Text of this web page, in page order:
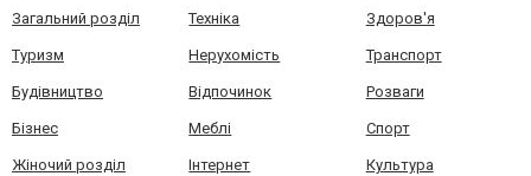
Загальний розділ Техніка Здоров'я
Туризм Нерухомість Транспорт
Будівництво Відпочинок Розваги
Бізнес Меблі Спорт
Жіночий розділ Інтернет Культура